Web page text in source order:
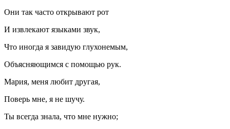
Они так часто открывают рот
И извлекают языками звук,
Что иногда я завидую глухонемым,
Объясняющимся с помощью рук.
Мария, меня любит другая,
Поверь мне, я не шучу.
Ты всегда знала, что мне нужно;